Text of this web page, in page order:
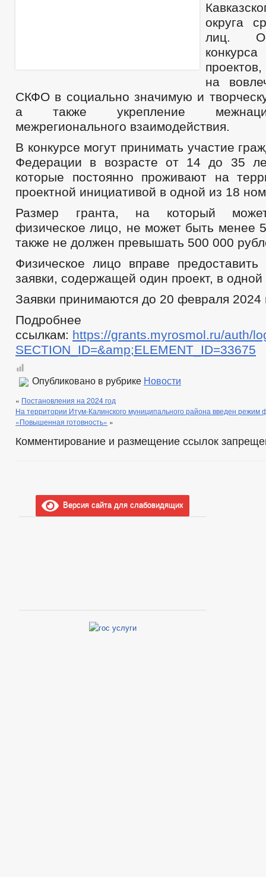
округа
лиц.
на
СКФО в социально значимую и
а также укрепление
межрегионального взаимодействия.
В конкурсе могут принимать участие
Федерации в возрасте от 14 до 35
которые постоянно проживают на
проектной инициативой в одной из 18
Размер гранта, на который может
физическое лицо, не может быть менее
также не должен превышать 500 000
Физическое лицо вправе
заявки, содержащей один проект, в
Заявки принимаются до 20 февраля 2024
ссылкам: https://grants.myrosmol.ru/auth/
SECTION_ID=&amp;ELEMENT_ID=33675
Опубликовано в рубрике Новости
« Постановления на 2024 год
На территории Итум-Калинского муниципального района введен режим
«Повышенная готовность» »
Комментирование и размещение ссылок
Версия сайта для слабовидящих